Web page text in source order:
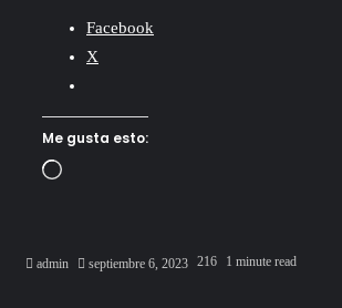
Facebook
X
Me gusta esto:
Loading…
adminSendseptiembre 6, 2023 216 1 minute read